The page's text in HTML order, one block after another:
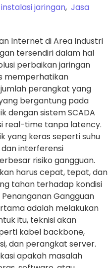
jaringan, Jasa
Internet di Area Industri
tersendiri dalam hal
perbaikan jaringan
memperhatikan
perangkat yang
bergantung pada
dengan sistem SCADA
real-time tanpa latency.
yang keras seperti suhu
interferensi
risiko gangguan.
harus cepat, tepat, dan
tahan terhadap kondisi
Gangguan
adalah melakukan
itu, teknisi akan
kabel backbone,
dan perangkat server.
apakah masalah